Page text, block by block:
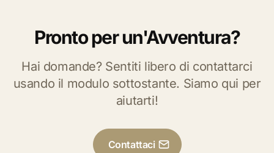
Pronto per un'Avventura?
Hai domande? Sentiti libero di contattarci
usando il modulo sottostante. Siamo qui per
aiutarti!
Contattaci